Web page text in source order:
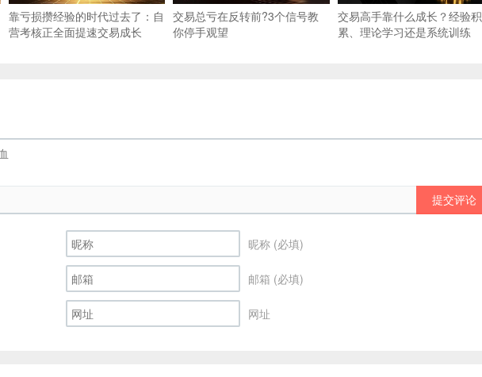
靠亏损攒经验的时代过去了：自
营考核正全面提速交易成长
交易总亏在反转前?3个信号教
你停手观望
交易高手靠什么成长？经验积
累、理论学习还是系统训练
提交评论
昵称 (必填)
邮箱 (必填)
网址